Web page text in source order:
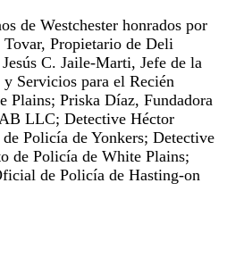
de Westchester honrados por
Propietario de Deli
C. Jaile-Marti, Jefe de la
Servicios para el Recién
Plains; Priska Díaz, Fundadora
LLC; Detective Héctor
Policía de Yonkers; Detective
de Policía de White Plains;
de Policía de Hasting-on